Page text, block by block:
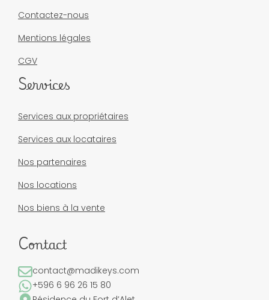
Contactez-nous
Mentions légales
CGV
Services
Services aux propriétaires
Services aux locataires
Nos partenaires
Nos locations
Nos biens à la vente
Contact
contact@madikeys.com
+596 6 96 26 15 80